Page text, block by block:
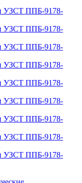
УЗСТ ППБ-9178-
УЗСТ ППБ-9178-
УЗСТ ППБ-9178-
УЗСТ ППБ-9178-
УЗСТ ППБ-9178-
УЗСТ ППБ-9178-
УЗСТ ППБ-9178-
УЗСТ ППБ-9178-
УЗСТ ППБ-9178-